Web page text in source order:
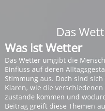
Das
Was ist Wetter
Das Wetter umgibt die
Einfluss auf deren
Stimmung aus. Doch sind
Klaren, wie die
zustande kommen und
Beitrag greift diese Themen